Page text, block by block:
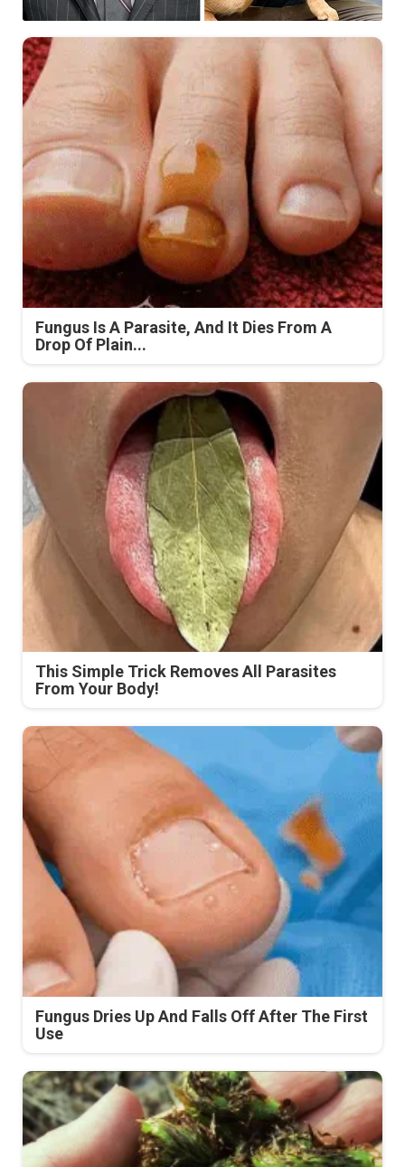
Fungus Is A Parasite, And It Dies From A
Drop Of Plain...
This Simple Trick Removes All Parasites
From Your Body!
Fungus Dries Up And Falls Off After The First
Use